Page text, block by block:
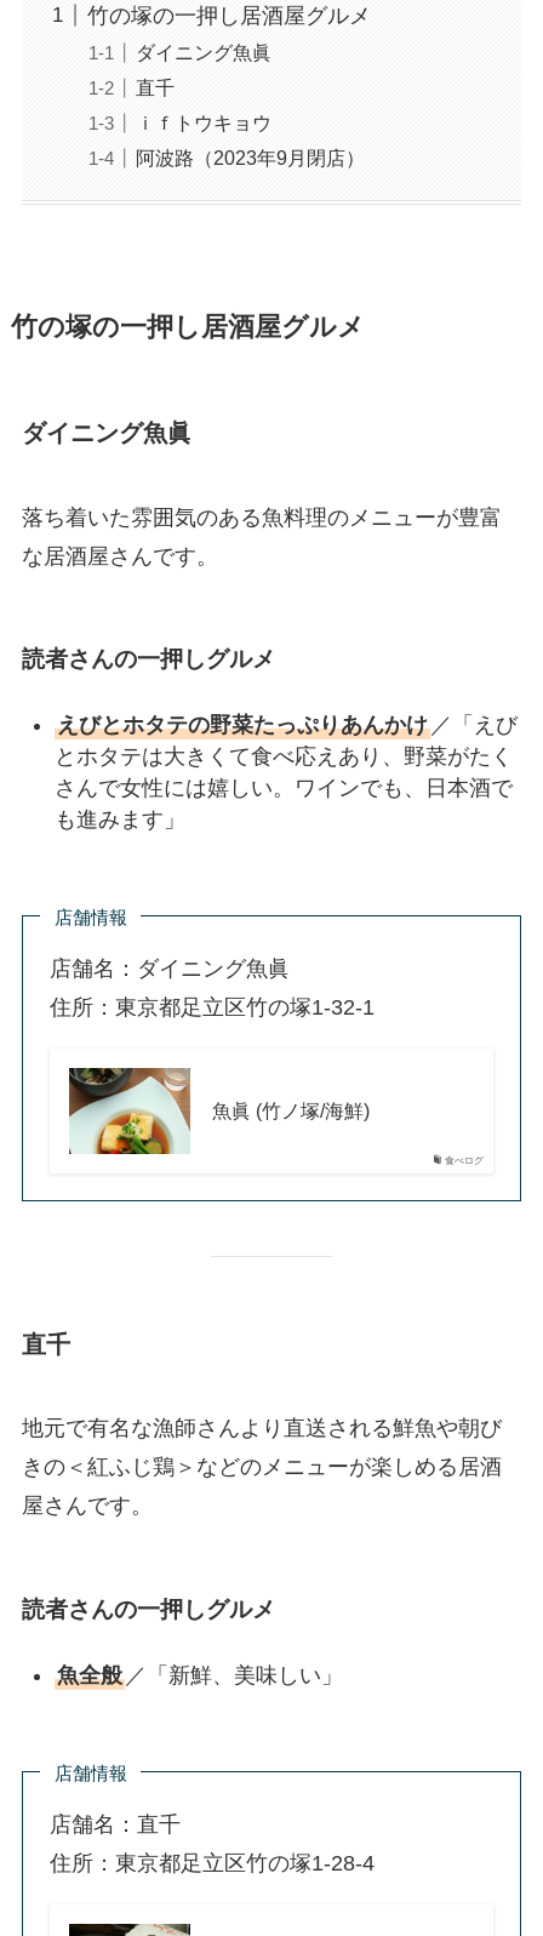
竹の塚の一押し居酒屋グルメ
ダイニング魚眞
直千
ｉｆトウキョウ
阿波路（2023年9月閉店）
竹の塚の一押し居酒屋グルメ
ダイニング魚眞
落ち着いた雰囲気のある魚料理のメニューが豊富
な居酒屋さんです。
読者さんの一押しグルメ
えびとホタテの野菜たっぷりあんかけ／「えび
とホタテは大きくて食べ応えあり、野菜がたく
さんで女性には嬉しい。ワインでも、日本酒で
も進みます」
店舗情報
店舗名：ダイニング魚眞
住所：東京都足立区竹の塚1-32-1
食べログ
魚眞 (竹ノ塚/海鮮)
直千
地元で有名な漁師さんより直送される鮮魚や朝び
きの＜紅ふじ鶏＞などのメニューが楽しめる居酒
屋さんです。
読者さんの一押しグルメ
魚全般／「新鮮、美味しい」
店舗情報
店舗名：直千
住所：東京都足立区竹の塚1-28-4